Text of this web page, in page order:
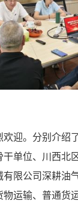
迎。分别介
单位、川西
限公司深耕
运输、普通